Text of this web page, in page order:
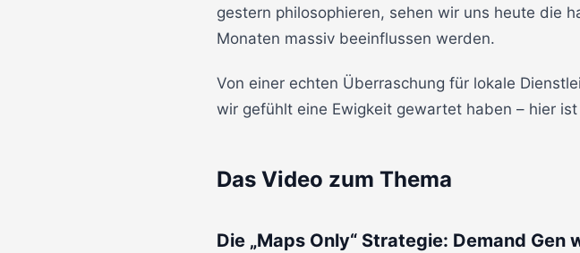
gestern philosophieren, sehen wir uns heute die
Monaten massiv beeinflussen werden.
Von einer echten Überraschung für lokale
wir gefühlt eine Ewigkeit gewartet haben – hier
Das Video zum Thema
Die „Maps Only“ Strategie: Demand Gen